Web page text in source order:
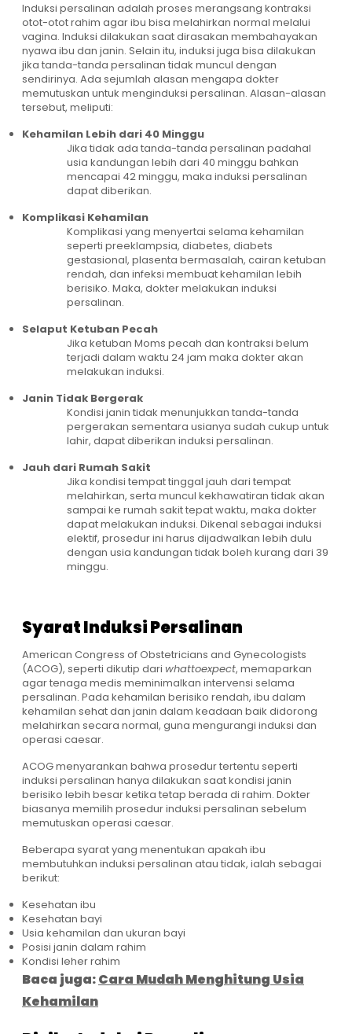
Induksi persalinan adalah proses merangsang kontraksi
otot-otot rahim agar ibu bisa melahirkan normal melalui
vagina. Induksi dilakukan saat dirasakan membahayakan
nyawa ibu dan janin. Selain itu, induksi juga bisa dilakukan
jika tanda-tanda persalinan tidak muncul dengan
sendirinya. Ada sejumlah alasan mengapa dokter
memutuskan untuk menginduksi persalinan. Alasan-alasan
tersebut, meliputi:
Kehamilan Lebih dari 40 Minggu
Jika tidak ada tanda-tanda persalinan padahal
usia kandungan lebih dari 40 minggu bahkan
mencapai 42 minggu, maka induksi persalinan
dapat diberikan.
Komplikasi Kehamilan
Komplikasi yang menyertai selama kehamilan
seperti preeklampsia, diabetes, diabets
gestasional, plasenta bermasalah, cairan ketuban
rendah, dan infeksi membuat kehamilan lebih
berisiko. Maka, dokter melakukan induksi
persalinan.
Selaput Ketuban Pecah
Jika ketuban Moms pecah dan kontraksi belum
terjadi dalam waktu 24 jam maka dokter akan
melakukan induksi.
Janin Tidak Bergerak
Kondisi janin tidak menunjukkan tanda-tanda
pergerakan sementara usianya sudah cukup untuk
lahir, dapat diberikan induksi persalinan.
Jauh dari Rumah Sakit
Jika kondisi tempat tinggal jauh dari tempat
melahirkan, serta muncul kekhawatiran tidak akan
sampai ke rumah sakit tepat waktu, maka dokter
dapat melakukan induksi. Dikenal sebagai induksi
elektif, prosedur ini harus dijadwalkan lebih dulu
dengan usia kandungan tidak boleh kurang dari 39
minggu.
Syarat Induksi Persalinan
American Congress of Obstetricians and Gynecologists
(ACOG), seperti dikutip dari whattoexpect, memaparkan
agar tenaga medis meminimalkan intervensi selama
persalinan. Pada kehamilan berisiko rendah, ibu dalam
kehamilan sehat dan janin dalam keadaan baik didorong
melahirkan secara normal, guna mengurangi induksi dan
operasi caesar.
ACOG menyarankan bahwa prosedur tertentu seperti
induksi persalinan hanya dilakukan saat kondisi janin
berisiko lebih besar ketika tetap berada di rahim. Dokter
biasanya memilih prosedur induksi persalinan sebelum
memutuskan operasi caesar.
Beberapa syarat yang menentukan apakah ibu
membutuhkan induksi persalinan atau tidak, ialah sebagai
berikut:
Kesehatan ibu
Kesehatan bayi
Usia kehamilan dan ukuran bayi
Posisi janin dalam rahim
Kondisi leher rahim
Baca juga:Cara Mudah Menghitung Usia
Kehamilan